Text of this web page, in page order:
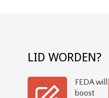
LID WORDEN?
FEDA will
boost